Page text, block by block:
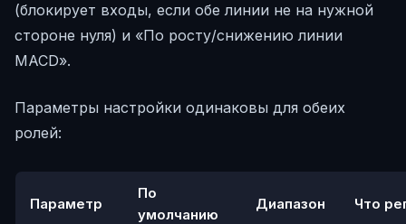
(блокирует входы, если обе линии не на нужной
стороне нуля) и «По росту/снижению линии
MACD».
Параметры настройки одинаковы для обеих
ролей:
Параметр
По
умолчанию
Диапазон Что